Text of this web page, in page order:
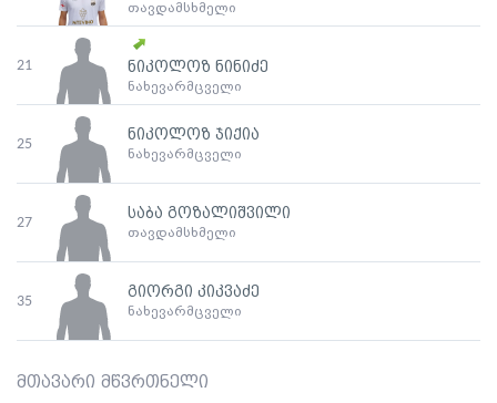
თავდამსხმელი
21 ნიკოლოზ ნინიძე
ნახევარმცველი
25
ნიკოლოზ ჯიქია
ნახევარმცველი
27
საბა გოზალიშვილი
თავდამსხმელი
35
გიორგი კიკვაძე
ნახევარმცველი
მთავარი მწვრთნელი